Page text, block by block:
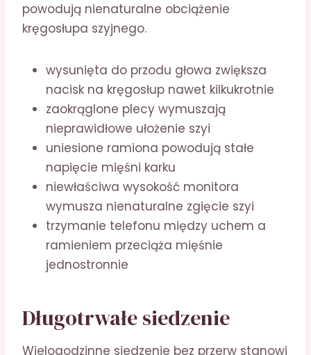
powodują nienaturalne obciążenie
kręgosłupa szyjnego.
wysunięta do przodu głowa zwiększa
nacisk na kręgosłup nawet kilkukrotnie
zaokrąglone plecy wymuszają
nieprawidłowe ułożenie szyi
uniesione ramiona powodują stałe
napięcie mięśni karku
niewłaściwa wysokość monitora
wymusza nienaturalne zgięcie szyi
trzymanie telefonu między uchem a
ramieniem przeciąża mięśnie
jednostronnie
Długotrwałe siedzenie
Wielogodzinne siedzenie bez przerw stanowi